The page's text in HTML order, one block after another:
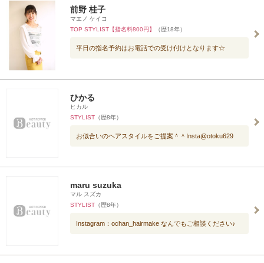
前野 桂子
マエノ ケイコ
TOP STYLIST【指名料800円】
（歴18年）
平日の指名予約はお電話での受け付けとなります☆
ひかる
ヒカル
STYLIST （歴8年）
お似合いのヘアスタイルをご提案＾＾Insta@otoku629
maru suzuka
マル スズカ
STYLIST （歴8年）
Instagram：ochan_hairmake なんでもご相談ください♪